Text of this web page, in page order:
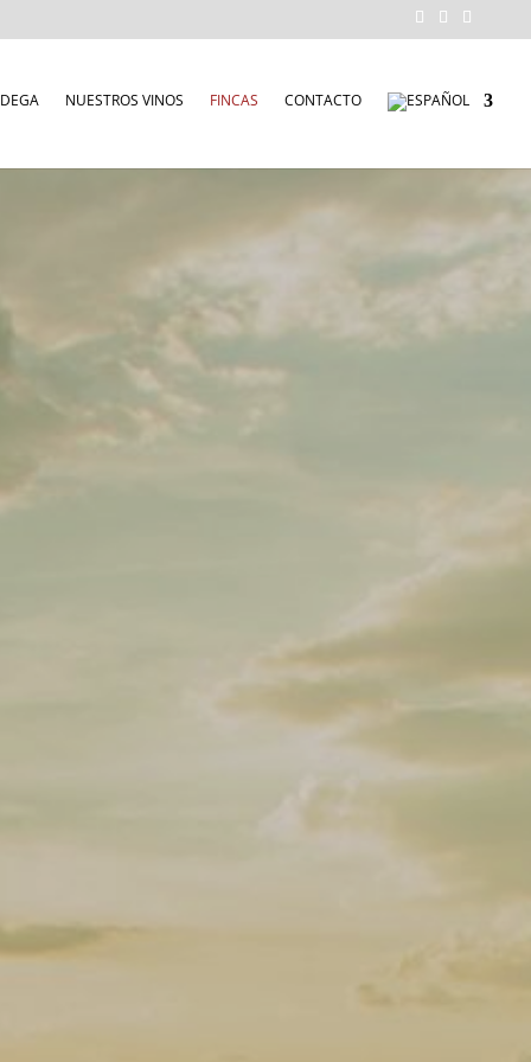
NUESTROS VINOS FINCAS CONTACTO